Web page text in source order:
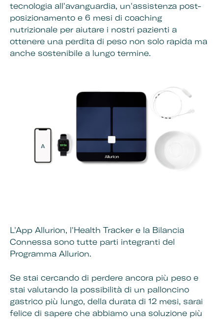
tecnologia all'avanguardia, un'assistenza post-
posizionamento e 6 mesi di coaching
nutrizionale per aiutare i nostri pazienti a
ottenere una perdita di peso non solo rapida ma
anche sostenibile a lungo termine.
L'App Allurion, l'Health Tracker e la Bilancia
Connessa sono tutte parti integranti del
Programma Allurion.
Se stai cercando di perdere ancora più peso e
stai valutando la possibilità di un palloncino
gastrico più lungo, della durata di 12 mesi, sarai
felice di sapere che abbiamo una soluzione più